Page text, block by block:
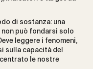
di sostanza: una
può fondarsi solo
leggere i fenomeni,
sulla capacità del
le nostre